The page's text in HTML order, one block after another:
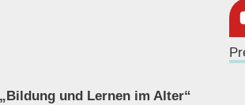
und Lernen im Alter“